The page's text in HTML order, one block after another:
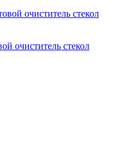
очиститель стекол